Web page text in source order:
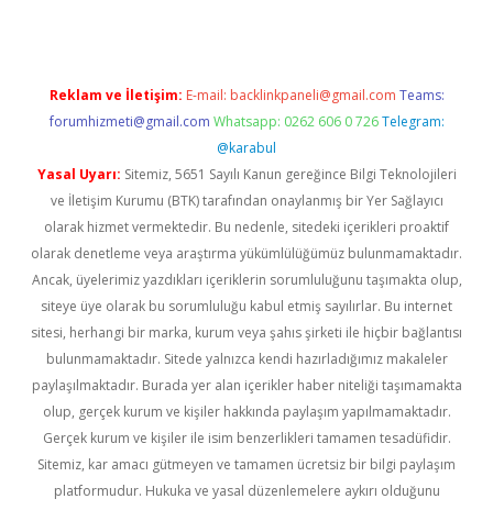
Reklam ve İletişim: E-mail: backlinkpaneli@gmail.com Teams:
forumhizmeti@gmail.com Whatsapp: 0262 606 0 726 Telegram:
@karabul
Yasal Uyarı: Sitemiz, 5651 Sayılı Kanun gereğince Bilgi Teknolojileri
ve İletişim Kurumu (BTK) tarafından onaylanmış bir Yer Sağlayıcı
olarak hizmet vermektedir. Bu nedenle, sitedeki içerikleri proaktif
olarak denetleme veya araştırma yükümlülüğümüz bulunmamaktadır.
Ancak, üyelerimiz yazdıkları içeriklerin sorumluluğunu taşımakta olup,
siteye üye olarak bu sorumluluğu kabul etmiş sayılırlar. Bu internet
sitesi, herhangi bir marka, kurum veya şahıs şirketi ile hiçbir bağlantısı
bulunmamaktadır. Sitede yalnızca kendi hazırladığımız makaleler
paylaşılmaktadır. Burada yer alan içerikler haber niteliği taşımamakta
olup, gerçek kurum ve kişiler hakkında paylaşım yapılmamaktadır.
Gerçek kurum ve kişiler ile isim benzerlikleri tamamen tesadüfidir.
Sitemiz, kar amacı gütmeyen ve tamamen ücretsiz bir bilgi paylaşım
platformudur. Hukuka ve yasal düzenlemelere aykırı olduğunu